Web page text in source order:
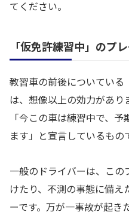
てください。
「仮免許練習中」のプ
教習車の前後についてい
は、想像以上の効力があり
「今この車は練習中で、
ます」と宣言しているもの
一般のドライバーは、こ
けたり、不測の事態に備
ーです。万が一事故が起き